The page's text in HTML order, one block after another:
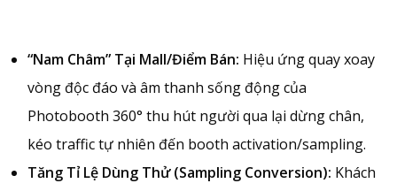
“Nam Châm” Tại Mall/Điểm Bán: Hiệu ứng quay xoay
vòng độc đáo và âm thanh sống động của
Photobooth 360° thu hút người qua lại dừng chân,
kéo traffic tự nhiên đến booth activation/sampling.
Tăng Tỉ Lệ Dùng Thử (Sampling Conversion): Khách